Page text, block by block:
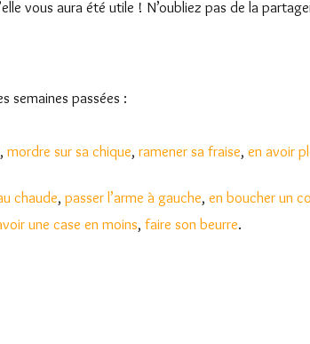
vous aura été utile ! N’oubliez pas de la
semaines passées :
, mordre sur sa chique, ramener sa fraise, en avoir
chaude, passer l’arme à gauche, en boucher un
une case en moins, faire son beurre.